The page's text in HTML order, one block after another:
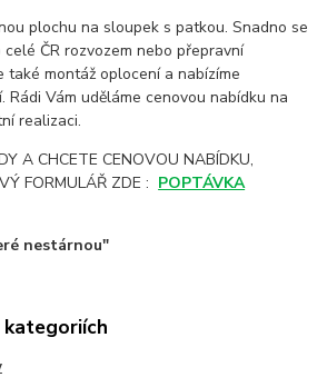
plochu na sloupek s patkou. Snadno se
ČR rozvozem nebo přepravní
také montáž oplocení a nabízíme
Vám uděláme cenovou nabídku na
realizaci.
A CHCETE CENOVOU NABÍDKU,
FORMULÁŘ ZDE : POPTÁVKA
nestárnou"
kategoriích